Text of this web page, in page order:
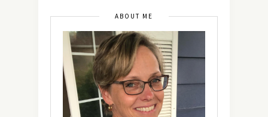
ABOUT ME